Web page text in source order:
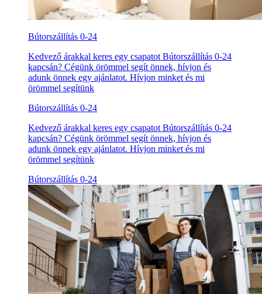
Bútorszállítás 0-24
Kedvező árakkal keres egy csapatot Bútorszállítás 0-24
kapcsán? Cégünk örömmel segít önnek, hívjon és
adunk önnek egy ajánlatot. Hívjon minket és mi
örömmel segítünk
Bútorszállítás 0-24
Kedvező árakkal keres egy csapatot Bútorszállítás 0-24
kapcsán? Cégünk örömmel segít önnek, hívjon és
adunk önnek egy ajánlatot. Hívjon minket és mi
örömmel segítünk
Bútorszállítás 0-24